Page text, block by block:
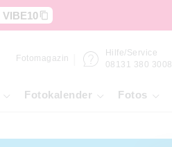
VIBE10
Fotomagazin
Hilfe/Service
08131 380 3008
Fotokalender Fotos